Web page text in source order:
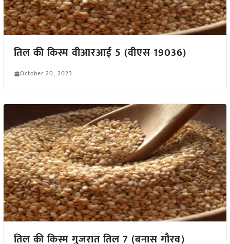
तिल की किस्म वीआरआई 5 (वीएस 19036)
October 20, 2023
तिल की किस्म गुजरात तिल 7 (बनास गौरव)